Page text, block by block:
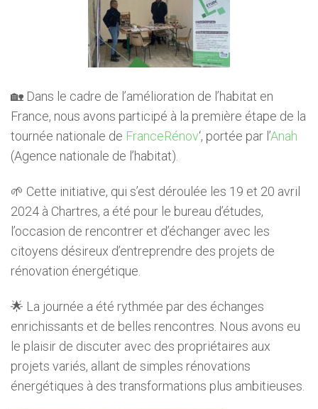
🏡 Dans le cadre de l’amélioration de l’habitat en
France, nous avons participé à la première étape de la
tournée nationale de FranceRénov‘, portée par l’Anah
(Agence nationale de l’habitat).
🌱 Cette initiative, qui s’est déroulée les 19 et 20 avril
2024 à Chartres, a été pour le bureau d’études,
l’occasion de rencontrer et d’échanger avec les
citoyens désireux d’entreprendre des projets de
rénovation énergétique.
🌟 La journée a été rythmée par des échanges
enrichissants et de belles rencontres. Nous avons eu
le plaisir de discuter avec des propriétaires aux
projets variés, allant de simples rénovations
énergétiques à des transformations plus ambitieuses.